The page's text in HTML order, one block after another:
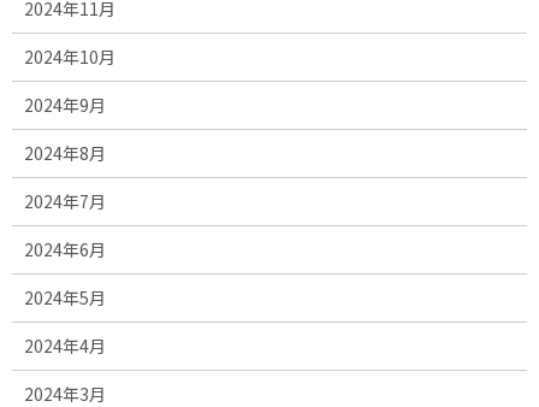
2024年11月
2024年10月
2024年9月
2024年8月
2024年7月
2024年6月
2024年5月
2024年4月
2024年3月